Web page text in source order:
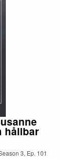
hållbar
3, Ep. 101